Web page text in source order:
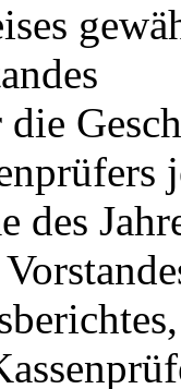
die
des